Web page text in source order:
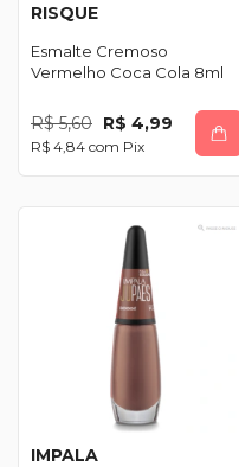
RISQUE
Esmalte Cremoso
Vermelho Coca Cola 8ml
R$ 5,60 R$ 4,99
R$ 4,84 com Pix
IMPALA